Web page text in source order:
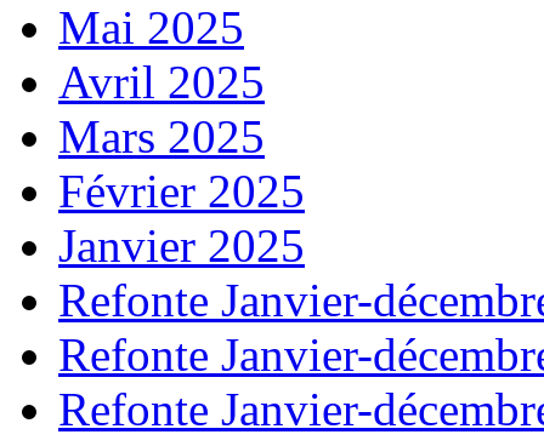
Mai 2025
Avril 2025
Mars 2025
Février 2025
Janvier 2025
Refonte Janvier-
Refonte Janvier-
Refonte Janvier-